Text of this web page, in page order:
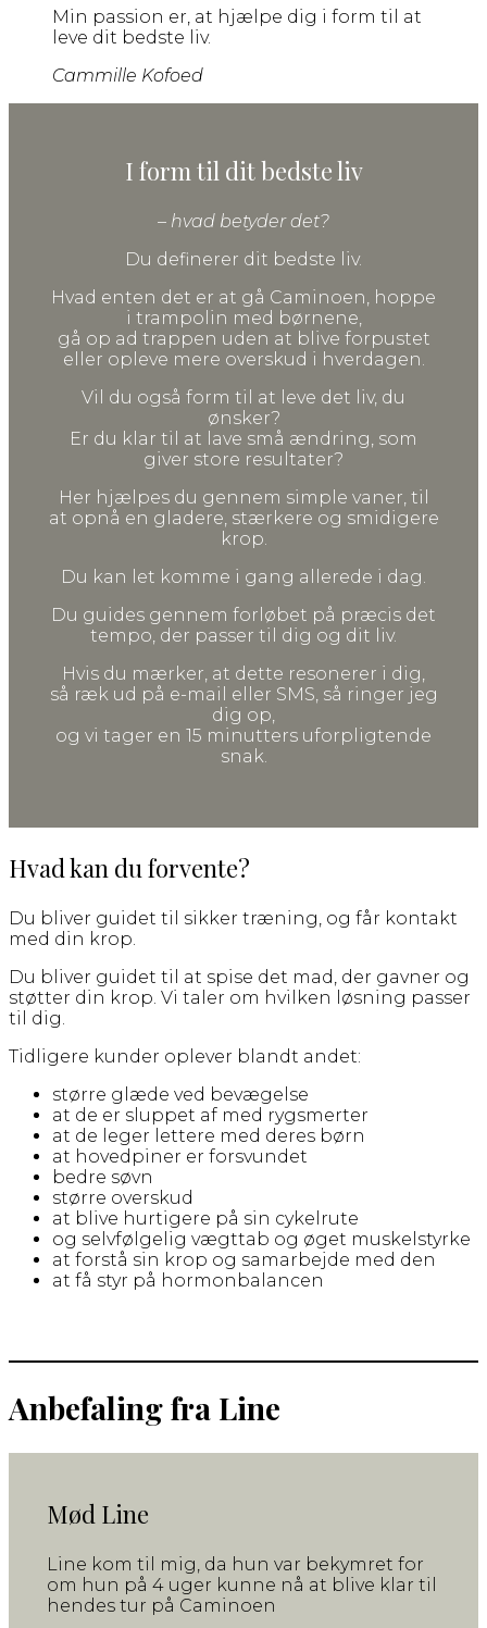
Min passion er, at hjælpe dig i form til at
leve dit bedste liv.
Cammille Kofoed
I form til dit bedste liv
– hvad betyder det?
Du definerer dit bedste liv.
Hvad enten det er at gå Caminoen, hoppe
i trampolin med børnene,
gå op ad trappen uden at blive forpustet
eller opleve mere overskud i hverdagen.
Vil du også form til at leve det liv, du
ønsker?
Er du klar til at lave små ændring, som
giver store resultater?
Her hjælpes du gennem simple vaner, til
at opnå en gladere, stærkere og smidigere
krop.
Du kan let komme i gang allerede i dag.
Du guides gennem forløbet på præcis det
tempo, der passer til dig og dit liv.
Hvis du mærker, at dette resonerer i dig,
så ræk ud på e-mail eller SMS, så ringer jeg
dig op,
og vi tager en 15 minutters uforpligtende
snak.
Hvad kan du forvente?
Du bliver guidet til sikker træning, og får kontakt
med din krop.
Du bliver guidet til at spise det mad, der gavner og
støtter din krop. Vi taler om hvilken løsning passer
til dig.
Tidligere kunder oplever blandt andet:
større glæde ved bevægelse
at de er sluppet af med rygsmerter
at de leger lettere med deres børn
at hovedpiner er forsvundet
bedre søvn
større overskud
at blive hurtigere på sin cykelrute
og selvfølgelig vægttab og øget muskelstyrke
at forstå sin krop og samarbejde med den
at få styr på hormonbalancen
Anbefaling fra Line
Mød Line
Line kom til mig, da hun var bekymret for
om hun på 4 uger kunne nå at blive klar til
hendes tur på Caminoen